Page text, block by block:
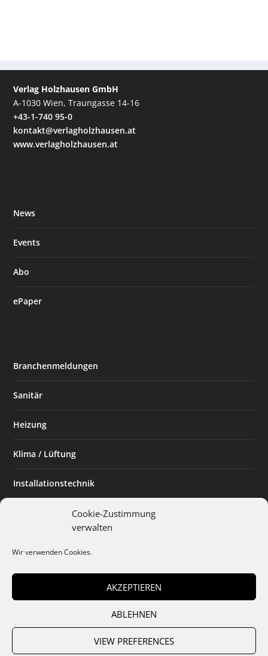
Cookie-Zustimmung
verwalten
Wir verwenden Cookies.
AKZEPTIEREN
ABLEHNEN
VIEW PREFERENCES
Verlag Holzhausen GmbH
A-1030 Wien, Traungasse 14-16
+43-1-740 95-0
kontakt@verlagholzhausen.at
www.verlagholzhausen.at
News
Events
Abo
ePaper
Branchenmeldungen
Sanitär
Heizung
Klima / Lüftung
Installationstechnik
Planen & Bauen
Installateur des Monats
Mediadaten Cookies Datenschutz